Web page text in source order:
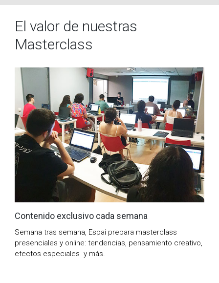
El valor de nuestras
Masterclass
Contenido exclusivo cada semana
Semana tras semana, Espai prepara masterclass
presenciales y online: tendencias, pensamiento creativo,
efectos especiales y más.